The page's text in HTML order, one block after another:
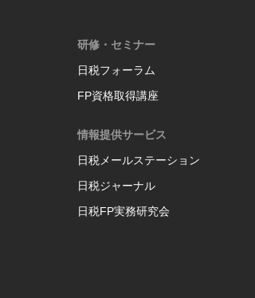
研修・セミナー
日税フォーラム
FP資格取得講座
情報提供サービス
日税メールステーション
日税ジャーナル
日税FP実務研究会